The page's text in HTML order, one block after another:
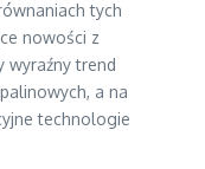
tych
nowości z
wyraźny trend
a na
technologie